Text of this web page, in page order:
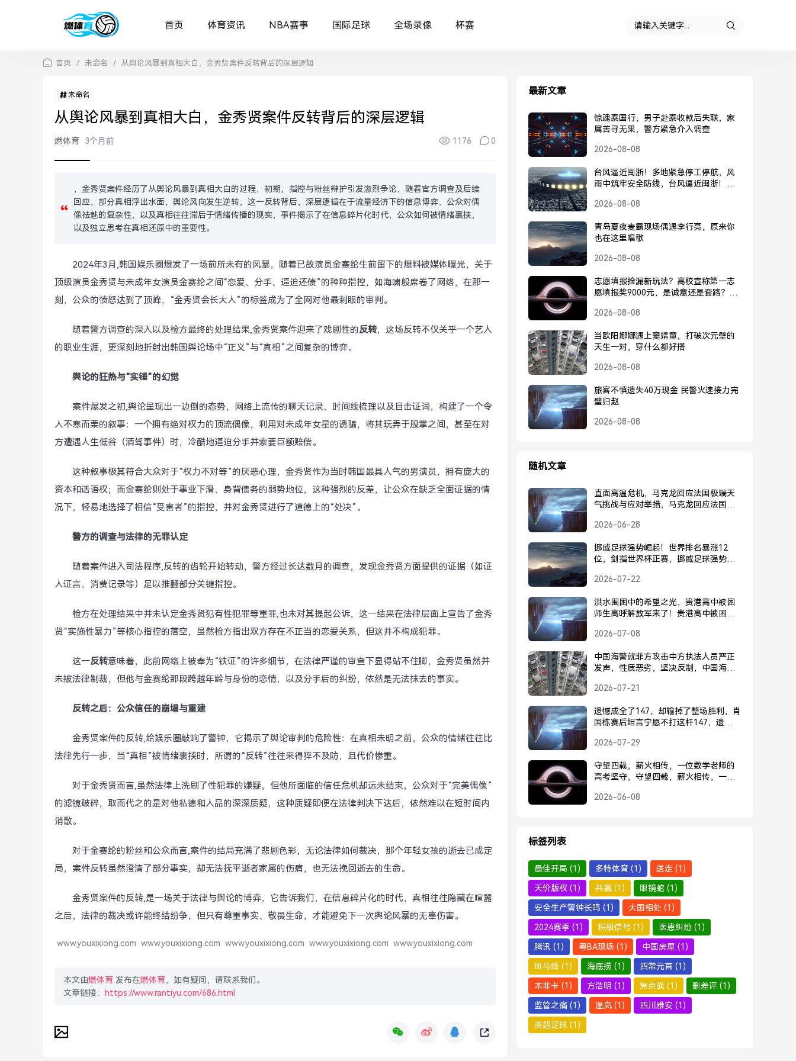
首页 体育资讯 NBA赛事 国际足球 全场录像 杯赛
首页 / 未命名 / 从舆论风暴到真相大白，金秀贤案件反转背后的深层逻辑
未命名
从舆论风暴到真相大白，金秀贤案件反转背后的深层逻辑
燃体育 3个月前 1176 0
，金秀贤案件经历了从舆论风暴到真相大白的过程，初期，指控与粉丝辩护引发激烈争论，随着官方调查及后续
回应，部分真相浮出水面，舆论风向发生逆转，这一反转背后，深层逻辑在于流量经济下的信息博弈、公众对偶
像祛魅的复杂性，以及真相往往滞后于情绪传播的现实，事件揭示了在信息碎片化时代，公众如何被情绪裹挟，
以及独立思考在真相还原中的重要性。
2024年3月,韩国娱乐圈爆发了一场前所未有的风暴，随着已故演员金赛纶生前留下的爆料被媒体曝光，关于
顶级演员金秀贤与未成年女演员金赛纶之间“恋爱、分手、逼迫还债”的种种指控，如海啸般席卷了网络，在那一
刻，公众的愤怒达到了顶峰，“金秀贤会长大人”的标签成为了全网对他最刺眼的审判。
随着警方调查的深入以及检方最终的处理结果,金秀贤案件迎来了戏剧性的反转，这场反转不仅关乎一个艺人
的职业生涯，更深刻地折射出韩国舆论场中“正义”与“真相”之间复杂的博弈。
舆论的狂热与“实锤”的幻觉
案件爆发之初,舆论呈现出一边倒的态势，网络上流传的聊天记录、时间线梳理以及目击证词，构建了一个令
人不寒而栗的叙事：一个拥有绝对权力的顶流偶像，利用对未成年女星的诱骗，将其玩弄于股掌之间，甚至在对
方遭遇人生低谷（酒驾事件）时，冷酷地逼迫分手并索要巨额赔偿。
这种叙事极其符合大众对于“权力不对等”的厌恶心理，金秀贤作为当时韩国最具人气的男演员，拥有庞大的
资本和话语权；而金赛纶则处于事业下滑、身背债务的弱势地位，这种强烈的反差，让公众在缺乏全面证据的情
况下，轻易地选择了相信“受害者”的指控，并对金秀贤进行了道德上的“处决”。
警方的调查与法律的无罪认定
随着案件进入司法程序,反转的齿轮开始转动，警方经过长达数月的调查，发现金秀贤方面提供的证据（如证
人证言、消费记录等）足以推翻部分关键指控。
检方在处理结果中并未认定金秀贤犯有性犯罪等重罪,也未对其提起公诉，这一结果在法律层面上宣告了金秀
贤“实施性暴力”等核心指控的落空，虽然检方指出双方存在不正当的恋爱关系，但这并不构成犯罪。
这一反转意味着，此前网络上被奉为“铁证”的许多细节，在法律严谨的审查下显得站不住脚，金秀贤虽然并
未被法律制裁，但他与金赛纶那段跨越年龄与身份的恋情，以及分手后的纠纷，依然是无法抹去的事实。
反转之后：公众信任的崩塌与重建
金秀贤案件的反转,给娱乐圈敲响了警钟，它揭示了舆论审判的危险性：在真相未明之前，公众的情绪往往比
法律先行一步，当“真相”被情绪裹挟时，所谓的“反转”往往来得猝不及防，且代价惨重。
对于金秀贤而言,虽然法律上洗刷了性犯罪的嫌疑，但他所面临的信任危机却远未结束，公众对于“完美偶像”
的滤镜破碎，取而代之的是对他私德和人品的深深质疑，这种质疑即便在法律判决下达后，依然难以在短时间内
消散。
对于金赛纶的粉丝和公众而言,案件的结局充满了悲剧色彩，无论法律如何裁决，那个年轻女孩的逝去已成定
局，案件反转虽然澄清了部分事实，却无法抚平逝者家属的伤痛，也无法挽回逝去的生命。
金秀贤案件的反转,是一场关于法律与舆论的博弈，它告诉我们，在信息碎片化的时代，真相往往隐藏在喧嚣
之后，法律的裁决或许能终结纷争，但只有尊重事实、敬畏生命，才能避免下一次舆论风暴的无辜伤害。
www.youxixiong.com www.youxixiong.com www.youxixiong.com www.youxixiong.com www.youxixiong.com
本文由燃体育 发布在燃体育，如有疑问，请联系我们。
文章链接：
https://www.rantiyu.com/686.html
最新文章
惊魂泰国行，男子赴泰收款后失联，家
属苦寻无果，警方紧急介入调查
2026-08-08
台风逼近闽浙！多地紧急停工停航，风
雨中筑牢安全防线，台风逼近闽浙！多
2026-08-08
青岛夏夜麦霸现场偶遇李行亮，原来你
也在这里唱歌
2026-08-08
志愿填报捡漏新玩法？高校宣称第一志
愿填报奖9000元，是诚意还是套路？高
套路？
2026-08-08
当欧阳娜娜遇上窦靖童，打破次元壁的
天生一对，穿什么都好搭
2026-08-08
旅客不慎遗失40万现金 民警火速接力完
璧归赵
2026-08-08
随机文章
直面高温危机，马克龙回应法国极端天
气挑战与应对举措，马克龙回应法国高
2026-06-28
挪威足球强势崛起！世界排名暴涨12
位，剑指世界杯正赛，挪威足球强势崛
赛
2026-07-22
洪水围困中的希望之光，贵港高中被困
师生高呼解放军来了！贵港高中被困师
2026-07-08
中国海警就菲方攻击中方执法人员严正
发声，性质恶劣，坚决反制，中国海警
质恶劣，坚决反制
2026-07-21
遗憾成全了147，却输掉了整场胜利，肖
国栋赛后坦言宁愿不打这杆147，遗憾成
胜利
2026-07-29
守望四载，薪火相传，一位数学老师的
高考坚守，守望四载，薪火相传，一位
2026-06-08
标签列表
最佳开局 (1) 多特体育 (1) 送走 (1)
天价版权 (1) 共赢 (1) 眼镜蛇 (1)
安全生产警钟长鸣 (1) 大国相处 (1)
2024赛季 (1) 积极信号 (1) 医患纠纷 (1)
腾讯 (1) 粤BA现场 (1) 中国房屋 (1)
斑马线 (1) 海底捞 (1) 四常元首 (1)
本菲卡 (1) 方浩明 (1) 焦点战 (1) 删差评 (1)
监管之痛 (1) 温岚 (1) 四川雅安 (1)
英超足球 (1)